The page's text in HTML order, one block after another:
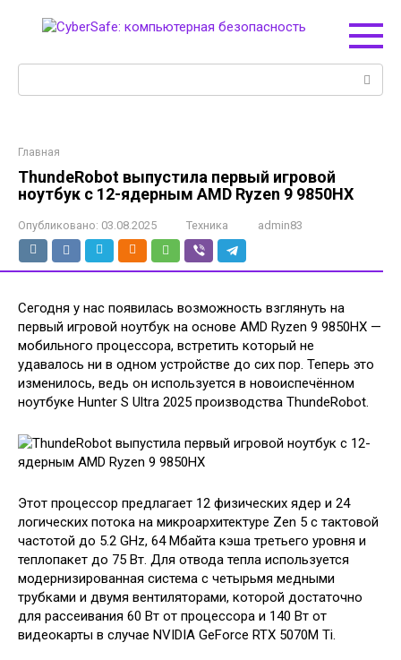
Главная
ThundeRobot выпустила первый игровой
ноутбук с 12-ядерным AMD Ryzen 9 9850HX
Опубликовано: 03.08.2025 Техника admin83
Сегодня у нас появилась возможность взглянуть на
первый игровой ноутбук на основе AMD Ryzen 9 9850HX —
мобильного процессора, встретить который не
удавалось ни в одном устройстве до сих пор. Теперь это
изменилось, ведь он используется в новоиспечённом
ноутбуке Hunter S Ultra 2025 производства ThundeRobot.
Этот процессор предлагает 12 физических ядер и 24
логических потока на микроархитектуре Zen 5 с тактовой
частотой до 5.2 GHz, 64 Мбайта кэша третьего уровня и
теплопакет до 75 Вт. Для отвода тепла используется
модернизированная система с четырьмя медными
трубками и двумя вентиляторами, которой достаточно
для рассеивания 60 Вт от процессора и 140 Вт от
видеокарты в случае NVIDIA GeForce RTX 5070M Ti.